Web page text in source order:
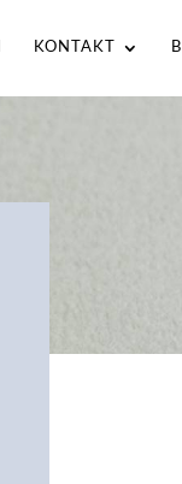
KONTAKT